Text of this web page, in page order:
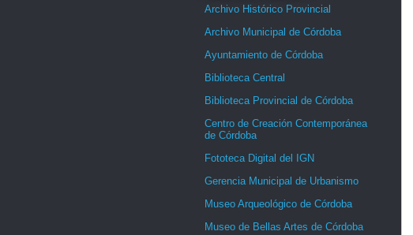
Archivo Histórico Provincial
Archivo Municipal de Córdoba
Ayuntamiento de Córdoba
Biblioteca Central
Biblioteca Provincial de Córdoba
Centro de Creación Contemporánea
de Córdoba
Fototeca Digital del IGN
Gerencia Municipal de Urbanismo
Museo Arqueológico de Córdoba
Museo de Bellas Artes de Córdoba